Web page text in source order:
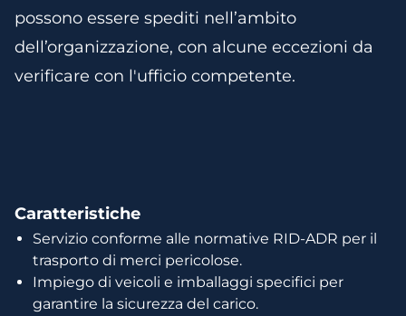
possono essere spediti nell’ambito
dell’organizzazione, con alcune eccezioni da
verificare con l'ufficio competente.
Caratteristiche​
Servizio conforme alle normative RID-ADR per il
trasporto di merci pericolose.​
Impiego di veicoli e imballaggi specifici per
garantire la sicurezza del carico.​